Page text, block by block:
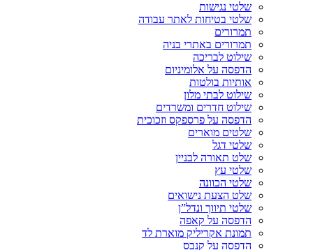
שלטי נגישות
שלטי בטיחות לאתר עבודה
תמרורים
תמרורים באתרי בניה
שילוט לבריכה
הדפסה על אלומיניום
אותיות בולטות
שילוט לבתי מלון
שילוט חדרים ומשרדים
הדפסה על פרספקס וזכוכית
שלטים מוארים
שלטי דגל
שלט תאורה לבניין
שלטי עץ
שלטי הכוונה
שלט הצעת נישואים
שלטי תיווך ונדל”ן
הדפסה על קאפה
תמונת אקריליק מוארת לד
הדפסה על קנבס